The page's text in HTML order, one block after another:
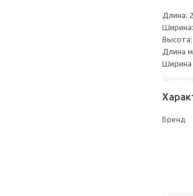
Длина:
Высота:
Длина
Ширина
Бренд